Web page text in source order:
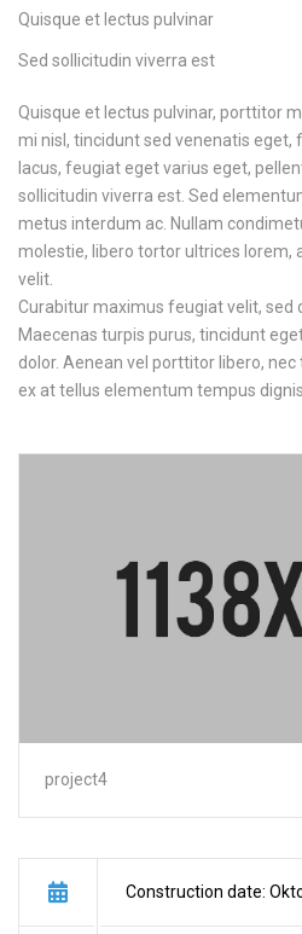
Quisque et lectus pulvinar
Sed sollicitudin viverra est
Quisque et lectus pulvinar, porttitor
mi nisl, tincidunt sed venenatis eget,
lacus, feugiat eget varius eget,
sollicitudin viverra est. Sed
metus interdum ac. Nullam
molestie, libero tortor ultrices lorem,
velit.
Curabitur maximus feugiat velit, sed
Maecenas turpis purus, tincidunt
dolor. Aenean vel porttitor libero,
ex at tellus elementum tempus
project4
Construction date: